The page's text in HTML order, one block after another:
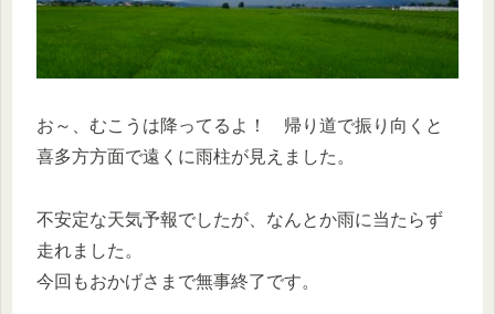
お～、むこうは降ってるよ！ 帰り道で振り向くと
喜多方方面で遠くに雨柱が見えました。
不安定な天気予報でしたが、なんとか雨に当たらず
走れました。
今回もおかげさまで無事終了です。